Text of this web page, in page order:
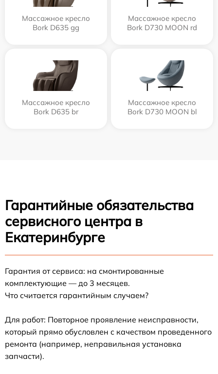
Массажное кресло
Bork D635 gg
Массажное кресло
Bork D730 MOON rd
Массажное кресло
Bork D635 br
Массажное кресло
Bork D730 MOON bl
Гарантийные обязательства
сервисного центра в
Екатеринбурге
Гарантия от сервиса: на смонтированные
комплектующие — до 3 месяцев.
Что считается гарантийным случаем?
Для работ: Повторное проявление неисправности,
который прямо обусловлен с качеством проведенного
ремонта (например, неправильная установка
запчасти).